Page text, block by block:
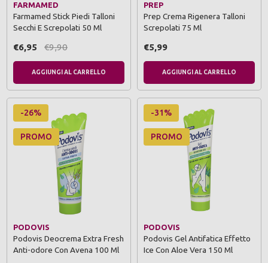
FARMAMED
Farmamed Stick Piedi Talloni
Secchi E Screpolati 50 Ml
€6,95 €9,90
AGGIUNGI AL CARRELLO
PREP
Prep Crema Rigenera Talloni
Screpolati 75 Ml
€5,99
AGGIUNGI AL CARRELLO
-26%
PROMO
PODOVIS
Podovis Deocrema Extra Fresh
Anti-odore Con Avena 100 Ml
-31%
PROMO
PODOVIS
Podovis Gel Antifatica Effetto
Ice Con Aloe Vera 150 Ml